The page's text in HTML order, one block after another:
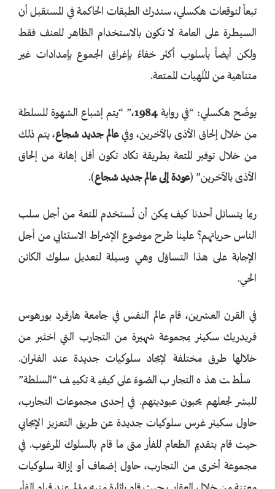
تبعاً لتوقعات هكسلي، ستدرك الطبقات الحاكمة في المستقبل أن
السيطرة على العامة لا تكون بالاستخدام الظاهر للعنف فقط
ولكن أيضاً بأسلوب أكثر خفاءً بإغراق الجموع بإمدادات غير
متناهية من المُلهيات الممتعة.
يوضّح هكسلي: “في رواية 1984،” “يتم إشباع الشهوة للسلطة
من خلال إلحاق الأذى بالآخرين، وفيعالم جديدشجاع، يتم ذلك
من خلال توفير المتعة بطريقة تكاد تكون أقل إهانة من إلحاق
الأذى بالآخرين” (عودةإلىعالمجديدشجاع).
ربما يتسائل أحدنا كيف يمكن أن تُستخدم المتعة من أجل سلب
الناس حرياتهم؟ علينا طرح موضوع الإشراط الاستثابي من أجل
الإجابة على هذا التساؤل وهي وسيلة لتعديل سلوك الكائن
الحي.
في القرن العشرين، قام عالم النفس في جامعة هارفرد بورهوس
فريدريك سكينر بمجموعة شهيرة من التجارب التي اختَبر من
خلالها طرق مختلفة لإيجاد سلوكيات جديدة عند الفئران.
سَلّطت هذه التجارب الضوءَ على كيفية تكييف “السلطة”
للبشر لجعلهم يحبون عبوديتهم. في إحدى مجموعات التجارب،
حاول سكينر غرس سلوكيات جديدة عن طريق التعزيز الإيجابي
حيث قام بتقديم الطعام للفأر متى ما قام بالسلوك المرغوب. في
مجموعة أخرى من التجارب، حاول إضعاف أو إزالة سلوكيات